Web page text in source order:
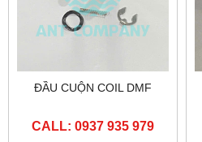
ĐẦU CUỘN COIL DMF
CALL: 0937 935 979